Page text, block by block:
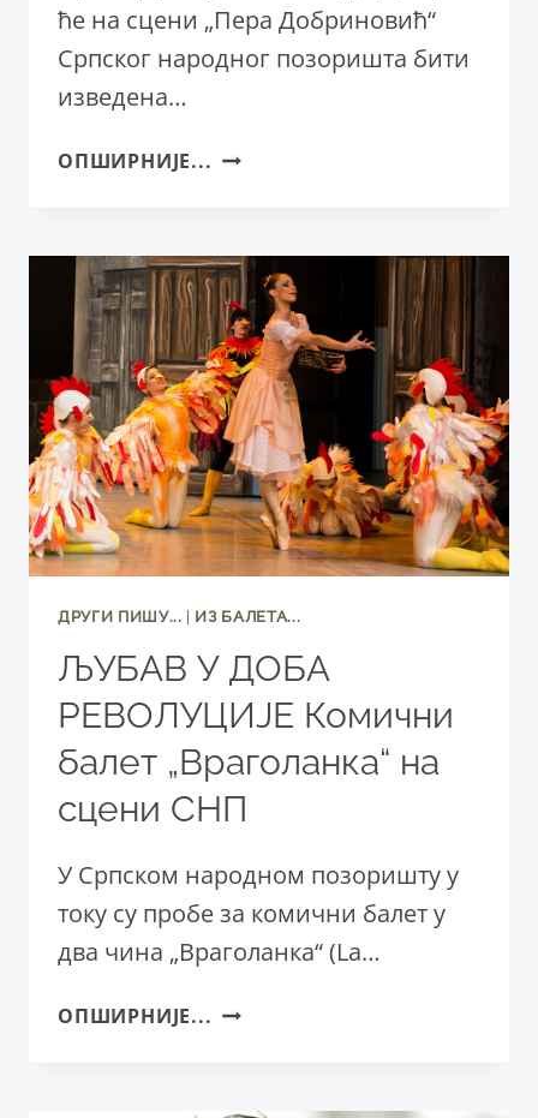
ће на сцени „Пера Добриновић“
Српског народног позоришта бити
изведена…
ОПШИРНИЈЕ... „ТАРТИФ“
СРПСКОГ
НАРОДНОГ
ПОЗОРИШТА
ДРУГИ ПИШУ... | ИЗ БАЛЕТА...
ЉУБАВ У ДОБА
РЕВОЛУЦИЈЕ Комични
балет „Враголанкa“ на
сцени СНП
У Српском народном позоришту у
току су пробе за комични балет у
два чина „Враголанкa“ (La…
ОПШИРНИЈЕ... ЉУБАВ